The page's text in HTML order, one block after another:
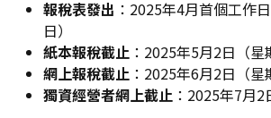
報稅表發出 ：2025年4月首個工作
日）
紙本報稅截止 ：2025年5月2日（星
網上報稅截止 ：2025年6月2日（星
獨資經營者網上截止 ：2025年7月2